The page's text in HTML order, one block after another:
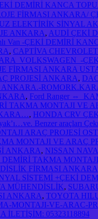
DEMİRİ KANCA
FİRMASI ANKARA/
ELEKTİRİK SİNYAL
ANKARA, AUDİ ÇEKİ
Van -ÇEKİ DEMİRİ
, CAPTİVA
VOLKSWAGEN
FİRMASI ANKARA
PROJESİ ANKARA,
, Ford Ranger ⇔
MONTAJI VE
, HONDA CRV
Benzer araçları
ARAÇ PROJESİ
MONTAJI VE ARAÇ
ANKARA, NISSAN
TAKMA
FİRMASI ANKARA
SİSTEMİ +ÇEKİ
MÜHENDİSLİK,
ANKARA, TOYOTA
MONTAJI-VE-ARAC-
İLETİŞİM: 05323118894